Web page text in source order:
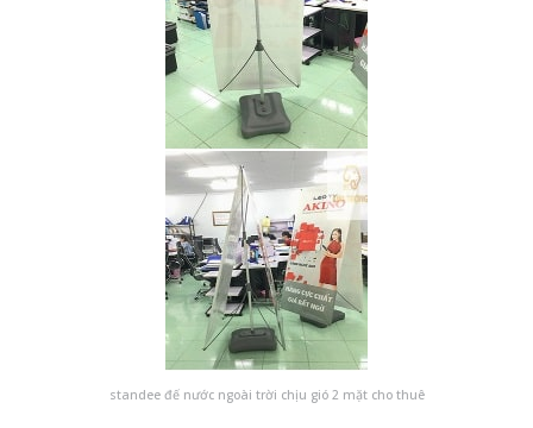
standee đế nước ngoài trời chịu gió 2 mặt cho thuê